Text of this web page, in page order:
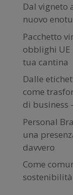
Dal vigneto
nuovo
Pacchetto
obblighi
tua cantina
Dalle
come
di business
Personal
una
davvero
Come
sostenibilità